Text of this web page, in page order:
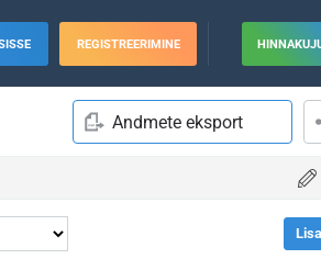
REGISTREERIMINE
Andmete eksport